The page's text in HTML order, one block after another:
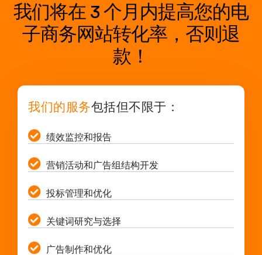
我们将在 3 个月内提高您的电
子商务网站转化率，否则退
款！
我们的服务包括但不限于：
绩效监控和报告
营销活动和广告组结构开发
投标管理和优化
关键词研究与选择
广告制作和优化